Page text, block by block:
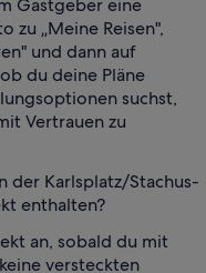
Gastgeber eine
zu „Meine Reisen",
und dann auf
du deine Pläne
suchst,
Vertrauen zu
der Karlsplatz/Stachus-
enthalten?
an, sobald du mit
versteckten